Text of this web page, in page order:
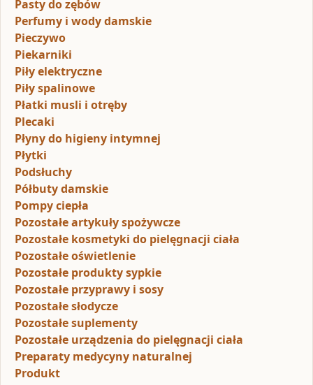
Pasty do zębów
Perfumy i wody damskie
Pieczywo
Piekarniki
Piły elektryczne
Piły spalinowe
Płatki musli i otręby
Plecaki
Płyny do higieny intymnej
Płytki
Podsłuchy
Półbuty damskie
Pompy ciepła
Pozostałe artykuły spożywcze
Pozostałe kosmetyki do pielęgnacji ciała
Pozostałe oświetlenie
Pozostałe produkty sypkie
Pozostałe przyprawy i sosy
Pozostałe słodycze
Pozostałe suplementy
Pozostałe urządzenia do pielęgnacji ciała
Preparaty medycyny naturalnej
Produkt